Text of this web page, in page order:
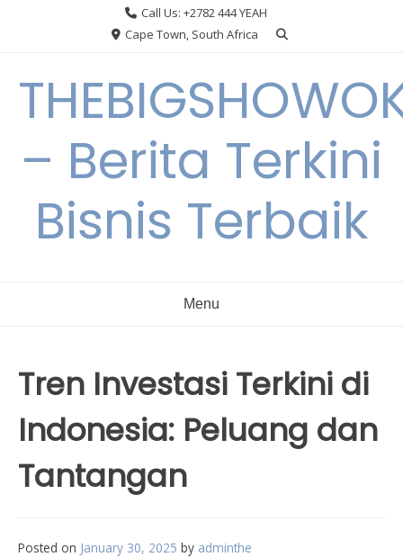
Call Us: +2782 444 YEAH
Cape Town, South Africa
– Berita Terkini
Bisnis Terbaik
Menu
Tren Investasi Terkini di
Indonesia: Peluang dan
Tantangan
Posted on January 30, 2025 by adminthe